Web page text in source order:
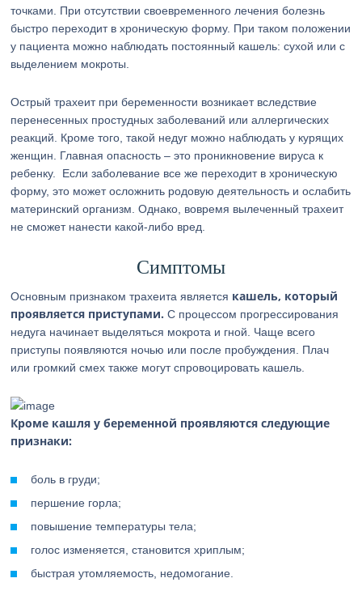
точками. При отсутствии своевременного лечения болезнь
быстро переходит в хроническую форму. При таком положении
у пациента можно наблюдать постоянный кашель: сухой или с
выделением мокроты.
Острый трахеит при беременности возникает вследствие
перенесенных простудных заболеваний или аллергических
реакций. Кроме того, такой недуг можно наблюдать у курящих
женщин. Главная опасность – это проникновение вируса к
ребенку. Если заболевание все же переходит в хроническую
форму, это может осложнить родовую деятельность и ослабить
материнский организм. Однако, вовремя вылеченный трахеит
не сможет нанести какой-либо вред.
Симптомы
Основным признаком трахеита является кашель, который
проявляется приступами. С процессом прогрессирования
недуга начинает выделяться мокрота и гной. Чаще всего
приступы появляются ночью или после пробуждения. Плач
или громкий смех также могут спровоцировать кашель.
Кроме кашля у беременной проявляются следующие
признаки:
боль в груди;
першение горла;
повышение температуры тела;
голос изменяется, становится хриплым;
быстрая утомляемость, недомогание.